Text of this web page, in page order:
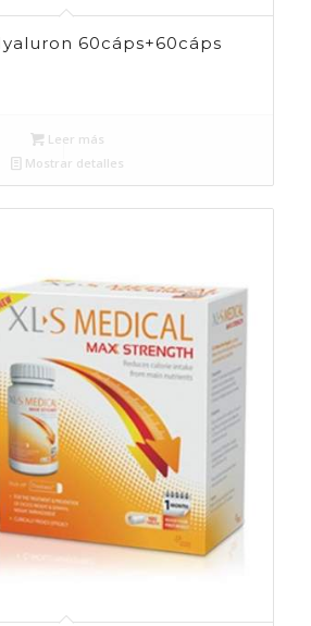
60cáps+60cáps
Leer más
Mostrar detalles